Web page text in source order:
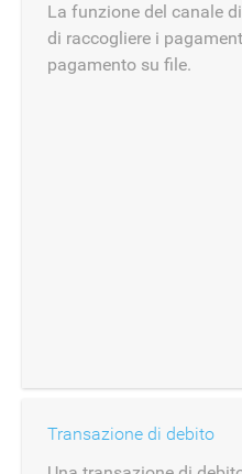
La funzione del canale
di raccogliere i
pagamento su file.
Transazione di debito